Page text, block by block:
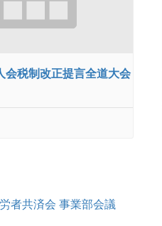
会税制改正提言全道大会
者共済会 事業部会議